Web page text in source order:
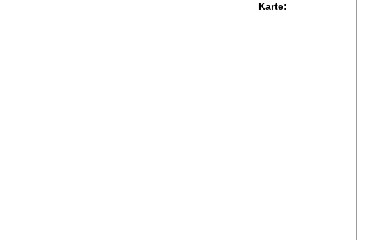
Karte: